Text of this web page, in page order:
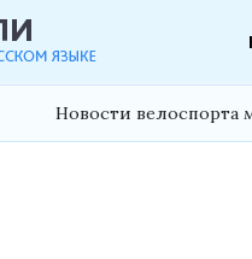
Новости велоспорта